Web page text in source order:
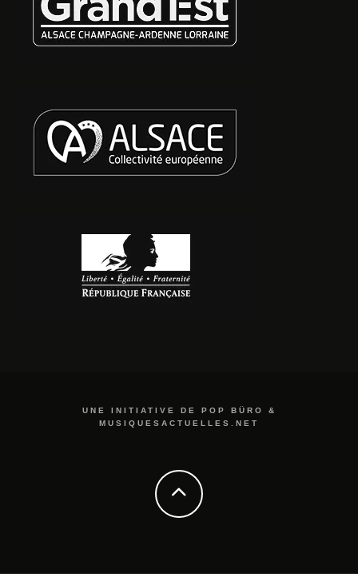
UNE INITIATIVE DE POP BÜRO &
MUSIQUESACTUELLES.NET